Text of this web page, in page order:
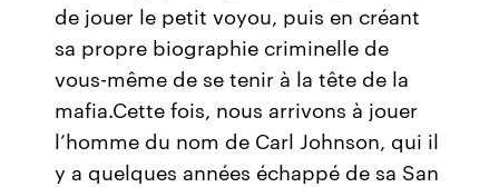
de jouer le petit voyou, puis en créant
sa propre biographie criminelle de
vous-même de se tenir à la tête de la
mafia.Cette fois, nous arrivons à jouer
l’homme du nom de Carl Johnson, qui il
y a quelques années échappé de sa San